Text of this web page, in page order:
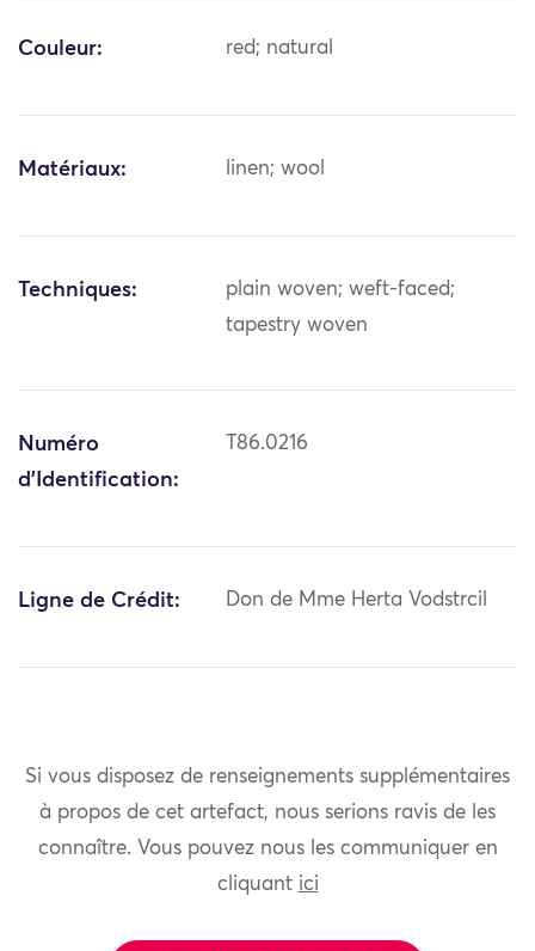
Couleur: red; natural
Matériaux: linen; wool
Techniques:
plain woven; weft-faced;
tapestry woven
Numéro
d'Identification:
T86.0216
Ligne de Crédit: Don de Mme Herta Vodstrcil
Si vous disposez de renseignements supplémentaires
à propos de cet artefact, nous serions ravis de les
connaître. Vous pouvez nous les communiquer en
cliquant ici